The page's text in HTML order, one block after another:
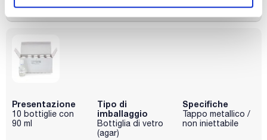
scorte
Presentazione
10 bottiglie con
90 ml
Tipo di
imballaggio
Bottiglia di vetro
(agar)
Specifiche
Tappo metallico /
non iniettabile